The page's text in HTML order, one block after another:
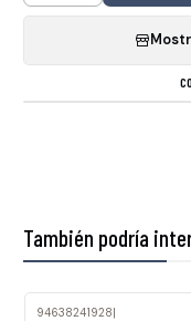
También podría
94638241928|